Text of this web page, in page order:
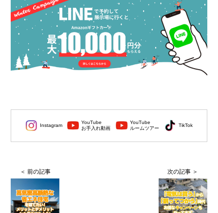
Instagram
YouTube
お手入れ動画
YouTube
ルームツアー
TikTok